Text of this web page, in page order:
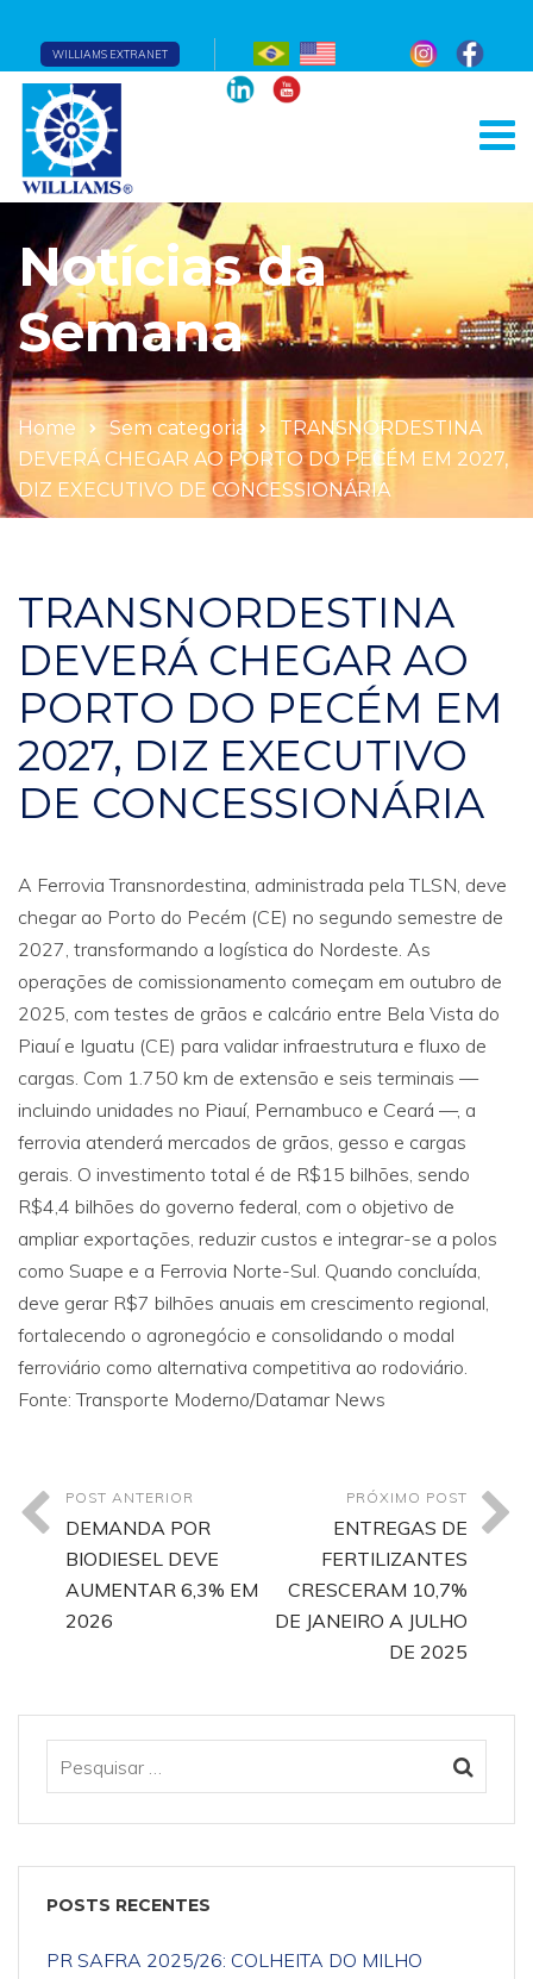
WILLIAMS EXTRANET
Notícias da
Semana
Home Sem categoria
TRANSNORDESTINA
DEVERÁ CHEGAR AO PORTO DO PECÉM EM 2027,
DIZ EXECUTIVO DE CONCESSIONÁRIA
TRANSNORDESTINA
DEVERÁ CHEGAR AO
PORTO DO PECÉM EM
2027, DIZ EXECUTIVO
DE CONCESSIONÁRIA
A Ferrovia Transnordestina, administrada pela TLSN, deve
chegar ao Porto do Pecém (CE) no segundo semestre de
2027, transformando a logística do Nordeste. As
operações de comissionamento começam em outubro de
2025, com testes de grãos e calcário entre Bela Vista do
Piauí e Iguatu (CE) para validar infraestrutura e fluxo de
cargas. Com 1.750 km de extensão e seis terminais —
incluindo unidades no Piauí, Pernambuco e Ceará —, a
ferrovia atenderá mercados de grãos, gesso e cargas
gerais. O investimento total é de R$15 bilhões, sendo
R$4,4 bilhões do governo federal, com o objetivo de
ampliar exportações, reduzir custos e integrar-se a polos
como Suape e a Ferrovia Norte-Sul. Quando concluída,
deve gerar R$7 bilhões anuais em crescimento regional,
fortalecendo o agronegócio e consolidando o modal
ferroviário como alternativa competitiva ao rodoviário.
Fonte: Transporte Moderno/Datamar News
POST ANTERIOR
DEMANDA POR
BIODIESEL DEVE
AUMENTAR 6,3% EM
2026
PRÓXIMO POST
ENTREGAS DE
FERTILIZANTES
CRESCERAM 10,7%
DE JANEIRO A JULHO
DE 2025
POSTS RECENTES
PR SAFRA 2025/26: COLHEITA DO MILHO